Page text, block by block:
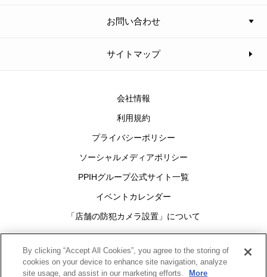
お問い合わせ
サイトマップ
会社情報
利用規約
プライバシーポリシー
ソーシャルメディアポリシー
PPIHグループ公式サイト一覧
イベントカレンダー
「店舗の防犯カメラ設置」について
Cookies Settings
グループ
By clicking “Accept All Cookies”, you agree to the storing of
cookies on your device to enhance site navigation, analyze
site usage, and assist in our marketing efforts.
More